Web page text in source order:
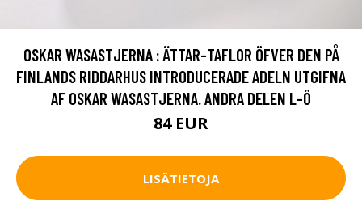
OSKAR WASASTJERNA : ÄTTAR-TAFLOR ÖFVER DEN PÅ
FINLANDS RIDDARHUS INTRODUCERADE ADELN UTGIFNA
AF OSKAR WASASTJERNA. ANDRA DELEN L-Ö
84 EUR
LISÄTIETOJA